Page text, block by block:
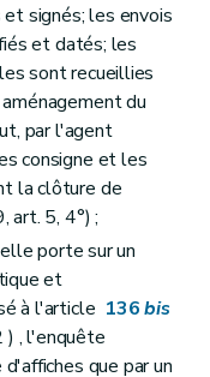
équipements touristiques
générales
de vacances
Des dispositions générales
des villages de vacances
village de vacances
résidentiels de week-end
Des dispositions générales
et de lotissement d'un parc résidentiel de week-end
signés; les envois
et datés; les
sont recueillies
du
par l'agent
consigne et les
la clôture de
art. 5, 4°) ;
porte sur un
et
à l'article 136bis
) , l'enquête
que par un